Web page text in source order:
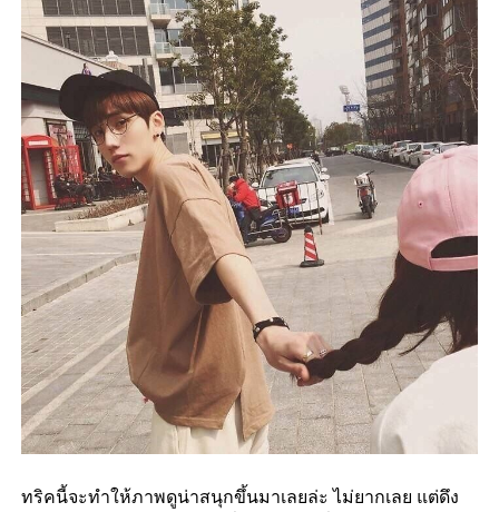
ทริคนี้จะทำให้ภาพดูน่าสนุกขึ้นมาเลยล่ะ ไม่ยากเลย แต่ดึง